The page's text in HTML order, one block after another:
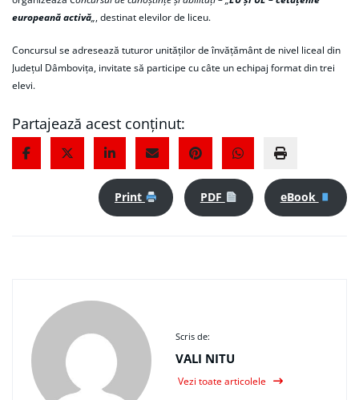
europeană activă„, destinat elevilor de liceu.
Concursul se adresează tuturor unităţilor de învăţământ de nivel liceal din
Judeţul Dâmboviţa, invitate să participe cu câte un echipaj format din trei
elevi.
Partajează acest conținut:
Print PDF eBook
Scris de:
VALI NITU
Vezi toate articolele